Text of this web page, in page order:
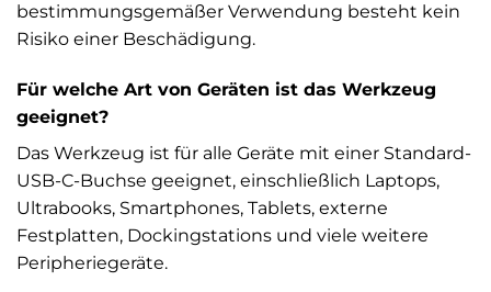
bestimmungsgemäßer Verwendung besteht kein
Risiko einer Beschädigung.
Für welche Art von Geräten ist das Werkzeug
geeignet?
Das Werkzeug ist für alle Geräte mit einer Standard-
USB-C-Buchse geeignet, einschließlich Laptops,
Ultrabooks, Smartphones, Tablets, externe
Festplatten, Dockingstations und viele weitere
Peripheriegeräte.